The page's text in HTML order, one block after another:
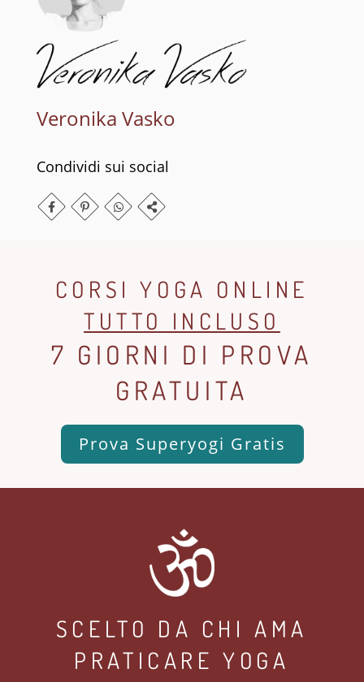
Veronika Vasko
Condividi sui social
CORSI YOGA ONLINE
TUTTO INCLUSO
7 GIORNI DI PROVA
GRATUITA
Prova Superyogi Gratis
SCELTO DA CHI AMA
PRATICARE YOGA